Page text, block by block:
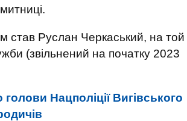
став Руслан Черкаський, на той
(звільнений на початку 2023
Нацполіції Вигівського